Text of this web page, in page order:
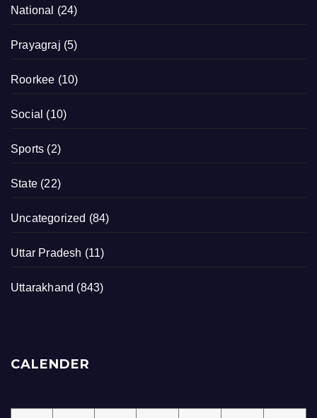
National (24)
Prayagraj (5)
Roorkee (10)
Social (10)
Sports (2)
State (22)
Uncategorized (84)
Uttar Pradesh (11)
Uttarakhand (843)
CALENDER